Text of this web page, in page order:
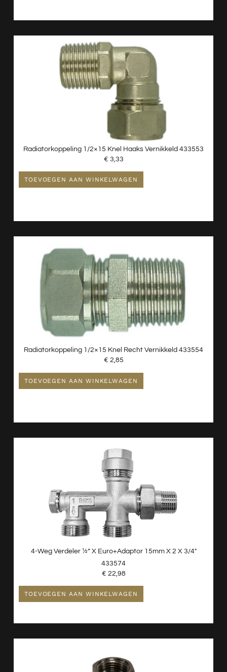
Radiatorkoppeling 1/2×15 Knel Haaks Vernikkeld 433553
€ 3,33
TOEVOEGEN AAN WINKELWAGEN
Radiatorkoppeling 1/2×15 Knel Recht Vernikkeld 433554
€ 2,85
TOEVOEGEN AAN WINKELWAGEN
4-Weg Verdeler ½” X Euro+adaptor 15mm X 2 X 3/4″
433574
€ 22,98
TOEVOEGEN AAN WINKELWAGEN